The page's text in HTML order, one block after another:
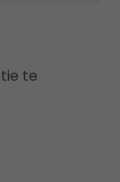
te